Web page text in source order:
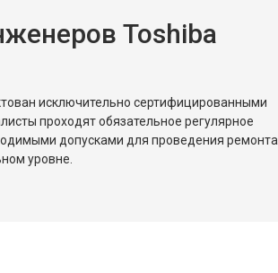
Toshiba
исключительно сертифицированными
проходят обязательное регулярное
допусками для проведения ремонта
уровне.